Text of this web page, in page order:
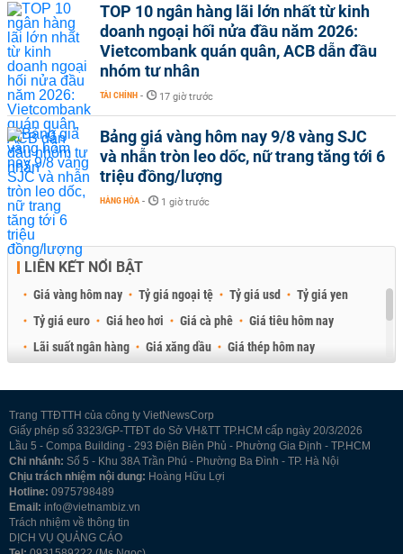
TOP 10 ngân hàng lãi lớn nhất từ kinh
doanh ngoại hối nửa đầu năm 2026:
Vietcombank quán quân, ACB dẫn đầu
nhóm tư nhân
TÀI CHÍNH - 17 giờ trước
Bảng giá vàng hôm nay 9/8 vàng SJC
và nhẫn tròn leo dốc, nữ trang tăng tới 6
triệu đồng/lượng
HÀNG HÓA - 1 giờ trước
LIÊN KẾT NỔI BẬT
Giá vàng hôm nay Tỷ giá ngoại tệ Tỷ giá usd
Tỷ giá yen
Tỷ giá euro
Giá heo hơi Giá cà phê
Giá tiêu hôm nay
Lãi suất ngân hàng
Giá xăng dầu
Giá thép hôm nay
Trang TTĐTTH của công ty VietNewsCorp
Giấy phép số 3323/GP-TTĐT do Sở VH&TT TP.HCM cấp ngày 20/3/2026
Lầu 5 - Compa Building - 293 Điện Biên Phủ - Phường Gia Định - TP.HCM
Chi nhánh: Số 5 - Khu 38A Trần Phú - Phường Ba Đình - TP. Hà Nội
Chịu trách nhiệm nội dung: Hoàng Hữu Lợi
Hotline: 0975798489
Email: info@vietnambiz.vn
Trách nhiệm về thông tin
DỊCH VỤ QUẢNG CÁO